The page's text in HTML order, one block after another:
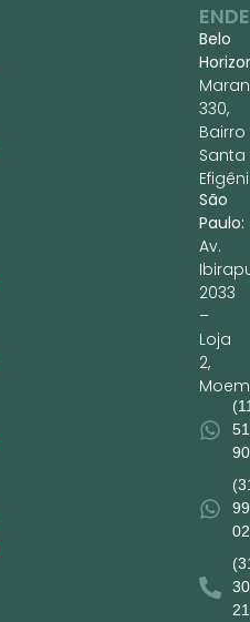
Belo
330,
Bairro
Santa
São
Paulo:
Av.
2033
–
Loja
2,